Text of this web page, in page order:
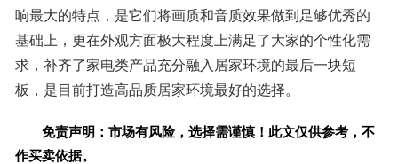
响最大的特点，是它们将画质和音质效果做到足够优秀的
基础上，更在外观方面极大程度上满足了大家的个性化需
求，补齐了家电类产品充分融入居家环境的最后一块短
板，是目前打造高品质居家环境最好的选择。
免责声明：市场有风险，选择需谨慎！此文仅供参考，不
作买卖依据。